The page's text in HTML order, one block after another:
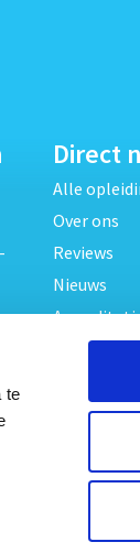
te
Direct
Alle
Over ons
Reviews
Nieuws
Privacy